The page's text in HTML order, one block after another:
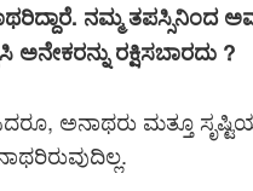
ನಮ್ಮ ತಪಸ್ಸಿನಿಂದ
ರಕ್ಷಿಸಬಾರದು ?
ಅನಾಥರು ಮತ್ತೂ